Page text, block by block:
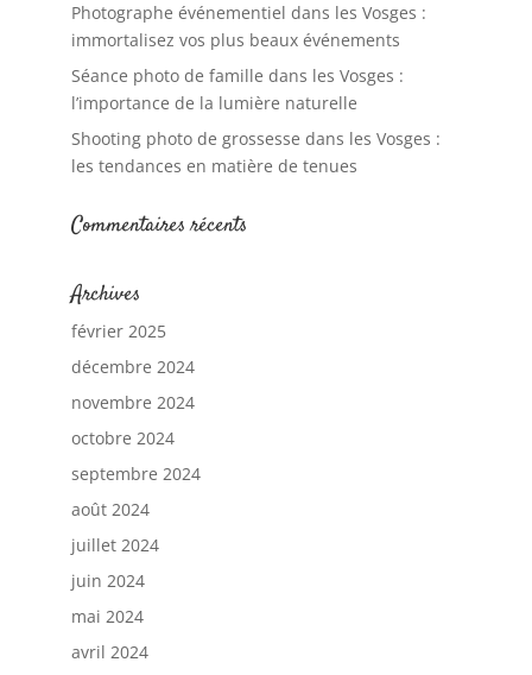
Photographe événementiel dans les Vosges :
immortalisez vos plus beaux événements
Séance photo de famille dans les Vosges :
l’importance de la lumière naturelle
Shooting photo de grossesse dans les Vosges :
les tendances en matière de tenues
Commentaires récents
Archives
février 2025
décembre 2024
novembre 2024
octobre 2024
septembre 2024
août 2024
juillet 2024
juin 2024
mai 2024
avril 2024